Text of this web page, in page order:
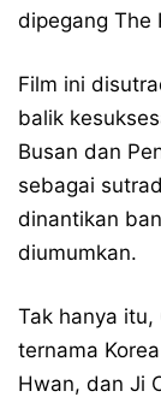
dipegang The
Film ini
balik
Busan dan
sebagai
dinantikan
diumumkan.
Tak hanya
ternama
Hwan, dan Ji